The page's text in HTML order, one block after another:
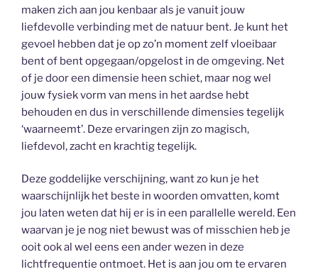
maken zich aan jou kenbaar als je vanuit jouw
liefdevolle verbinding met de natuur bent. Je kunt het
gevoel hebben dat je op zo’n moment zelf vloeibaar
bent of bent opgegaan/opgelost in de omgeving. Net
of je door een dimensie heen schiet, maar nog wel
jouw fysiek vorm van mens in het aardse hebt
behouden en dus in verschillende dimensies tegelijk
‘waarneemt’. Deze ervaringen zijn zo magisch,
liefdevol, zacht en krachtig tegelijk.
Deze goddelijke verschijning, want zo kun je het
waarschijnlijk het beste in woorden omvatten, komt
jou laten weten dat hij er is in een parallelle wereld. Een
waarvan je je nog niet bewust was of misschien heb je
ooit ook al wel eens een ander wezen in deze
lichtfrequentie ontmoet. Het is aan jou om te ervaren